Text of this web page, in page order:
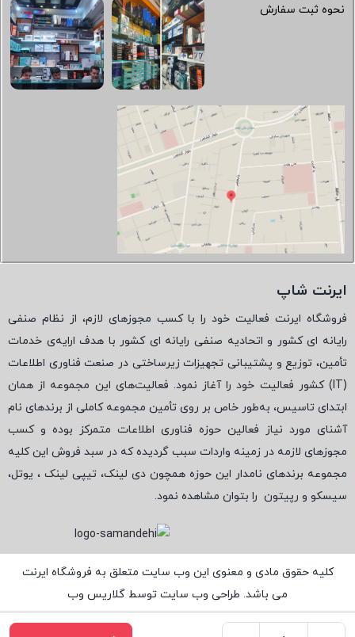
نحوه ثبت سفارش
ایرنت شاپ
فروشگاه ایرنت فعالیت خود را با کسب مجوزهای لازم، از نظام صنفی
رایانه ای کشور و اتحادیه صنفی رایانه ای کشور با هدف ارایه‌ی خدمات
تأمین، توزیع و پشتیبانی تجهیزات زیرساختی در صنعت فناوری اطلاعات
(
IT) کشور فعالیت خود را آغاز نمود. فعالیت‌های این مجموعه از همان
ابتدای تاسیس، به‌طور خاص بر روی تأمین مجموعه کاملی از برندهای نام
آشنای مورد نیاز فعالین حوزه فناوری اطلاعات متمرکز بوده و کسب
مجوزهای لازمه در زمینه واردات سبب گردیده که در سبد فروش این کلیه
مجموعه برندهای نامدار این حوزه همچون دی لینک، تیپی لینک ، یوتل،
سیسکو و رپیتون را بتوان مشاهده نمود.
کلیه حقوق مادی و معنوی این وب سایت متعلق به فروشگاه ایرنت
می باشد. طراحی وب سایت توسط گلاریس وب